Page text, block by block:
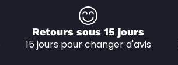
Retours sous 15 jours
15 jours pour changer d'avis